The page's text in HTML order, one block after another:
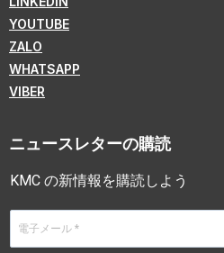
YOUTUBE
ZALO
WHATSAPP
VIBER
ニュースレターの購読
KMC の新情報を購読しよう